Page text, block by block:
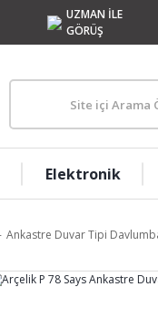
UZMAN İLE
GÖRÜŞ
Elektronik
Ankastre Duvar Tipi